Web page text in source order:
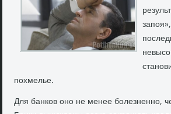
похмелье.
Для банков оно не менее болезненно,